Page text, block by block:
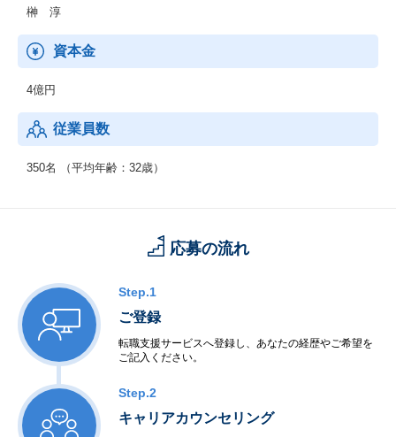
榊 淳
資本金
4億円
従業員数
350名 （平均年齢：32歳）
応募の流れ
Step.1
ご登録
転職支援サービスへ登録し、あなたの経歴やご希望を
ご記入ください。
Step.2
キャリアカウンセリング